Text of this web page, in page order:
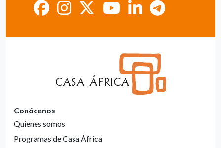
Conócenos
Quienes somos
Programas de Casa África